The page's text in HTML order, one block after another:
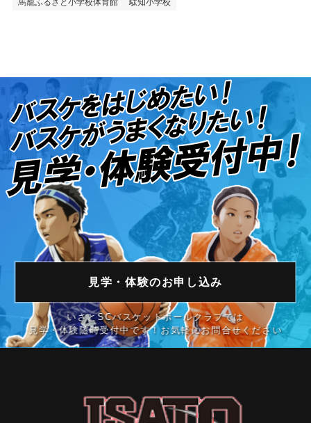
見学・体験のお申し込み
いさとSCバスケットボールクラブでは
見学・体験随時受付中です！お気軽にお問合せください